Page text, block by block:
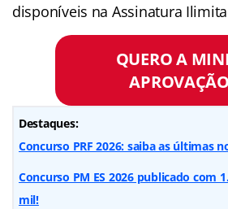
disponíveis na Assinatura
QUERO A
Destaques:
Concurso PRF 2026: saiba as últimas
Concurso PM ES 2026 publicado com
mil!